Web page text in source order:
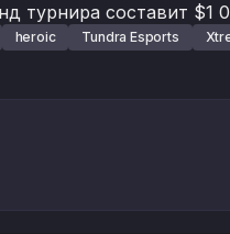
турнира составит $1
heroic Tundra Esports